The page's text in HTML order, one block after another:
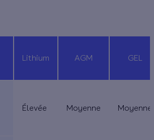
Lithium AGM GEL
Élevée Moyenne Moyenne